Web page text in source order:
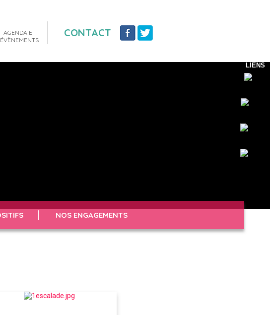
AGENDA ET
ÉVÈNEMENTS
CONTACT
LIENS
NOS ENGAGEMENTS